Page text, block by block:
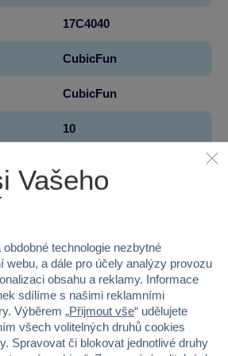
17C4040
CubicFun
CubicFun
10
44.6
33.8
6
Vašeho
technologie nezbytné
webu, a dále pro účely analýzy provozu
obsahu a reklamy. Informace
sdílíme s našimi reklamními
Výběrem „Přijmout vše“ udělujete
všech volitelných druhů cookies
Spravovat či blokovat jednotlivé druhy